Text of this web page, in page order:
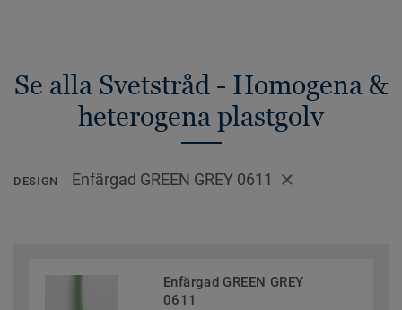
Se alla Svetstråd - Homogena &
heterogena plastgolv
DESIGN Enfärgad GREEN GREY 0611
Enfärgad GREEN GREY
0611